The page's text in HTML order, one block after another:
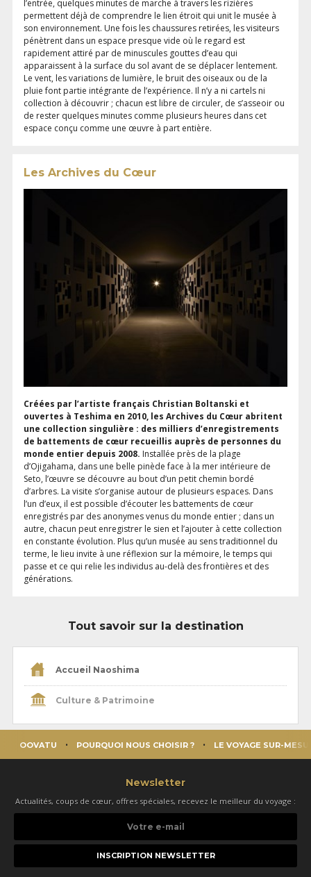
l’entrée, quelques minutes de marche à travers les rizières
permettent déjà de comprendre le lien étroit qui unit le musée à
son environnement. Une fois les chaussures retirées, les visiteurs
pénètrent dans un espace presque vide où le regard est
rapidement attiré par de minuscules gouttes d’eau qui
apparaissent à la surface du sol avant de se déplacer lentement.
Le vent, les variations de lumière, le bruit des oiseaux ou de la
pluie font partie intégrante de l’expérience. Il n’y a ni cartels ni
collection à découvrir ; chacun est libre de circuler, de s’asseoir ou
de rester quelques minutes comme plusieurs heures dans cet
espace conçu comme une œuvre à part entière.
Les Archives du Cœur
Créées par l’artiste français Christian Boltanski et
ouvertes à Teshima en 2010, les Archives du Cœur abritent
une collection singulière : des milliers d’enregistrements
de battements de cœur recueillis auprès de personnes du
monde entier depuis 2008. Installée près de la plage
d’Ojigahama, dans une belle pinède face à la mer intérieure de
Seto, l’œuvre se découvre au bout d’un petit chemin bordé
d’arbres. La visite s’organise autour de plusieurs espaces. Dans
l’un d’eux, il est possible d’écouter les battements de cœur
enregistrés par des anonymes venus du monde entier ; dans un
autre, chacun peut enregistrer le sien et l’ajouter à cette collection
en constante évolution. Plus qu’un musée au sens traditionnel du
terme, le lieu invite à une réflexion sur la mémoire, le temps qui
passe et ce qui relie les individus au-delà des frontières et des
générations.
Tout savoir sur la destination
Accueil Naoshima
Culture & Patrimoine
OOVATU POURQUOI NOUS CHOISIR ? LE VOYAGE SUR-
Newsletter
Actualités, coups de cœur, offres spéciales, recevez le meilleur du voyage :
e-